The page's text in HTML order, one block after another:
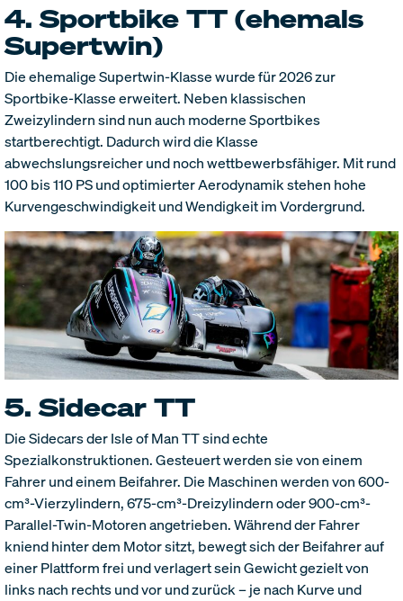
4. Sportbike TT (ehemals
Supertwin)
Die ehemalige Supertwin-Klasse wurde für 2026 zur
Sportbike-Klasse erweitert. Neben klassischen
Zweizylindern sind nun auch moderne Sportbikes
startberechtigt. Dadurch wird die Klasse
abwechslungsreicher und noch wettbewerbsfähiger. Mit rund
100 bis 110 PS und optimierter Aerodynamik stehen hohe
Kurvengeschwindigkeit und Wendigkeit im Vordergrund.
5. Sidecar TT
Die Sidecars der Isle of Man TT sind echte
Spezialkonstruktionen. Gesteuert werden sie von einem
Fahrer und einem Beifahrer. Die Maschinen werden von 600-
cm³-Vierzylindern, 675-cm³-Dreizylindern oder 900-cm³-
Parallel-Twin-Motoren angetrieben. Während der Fahrer
kniend hinter dem Motor sitzt, bewegt sich der Beifahrer auf
einer Plattform frei und verlagert sein Gewicht gezielt von
links nach rechts und vor und zurück – je nach Kurve und